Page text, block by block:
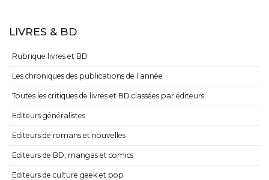
LIVRES & BD
Rubrique livres et BD
Les chroniques des publications de l’année
Toutes les critiques de livres et BD classées par éditeurs
Editeurs généralistes
Editeurs de romans et nouvelles
Editeurs de BD, mangas et comics
Editeurs de culture geek et pop